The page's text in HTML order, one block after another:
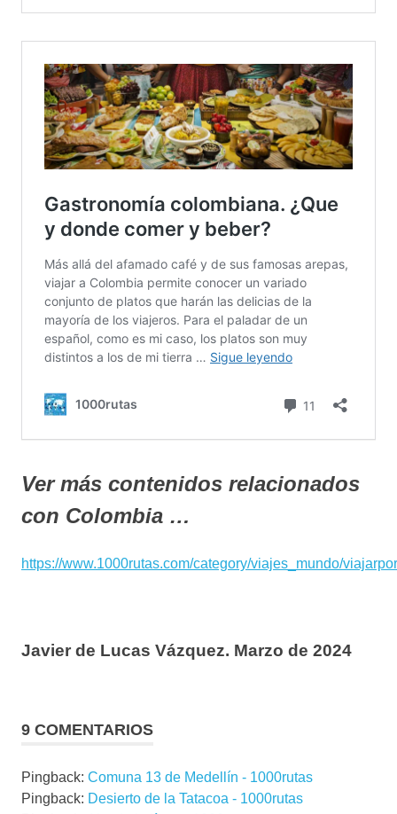
Ver más contenidos relacionados
con Colombia …
https://www.1000rutas.com/category/viajes_mundo/
Javier de Lucas Vázquez. Marzo de 2024
9 COMENTARIOS
Pingback: Comuna 13 de Medellín - 1000rutas
Pingback: Desierto de la Tatacoa - 1000rutas